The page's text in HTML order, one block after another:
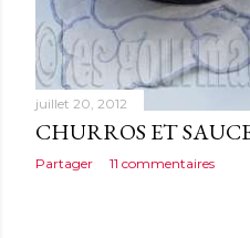
juillet 20, 2012
CHURROS ET
Partager 11 commentaires